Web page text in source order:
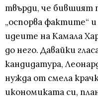
твърди, че бившият
„оспорва фактите“
идеите на Камала
до него. Давайки
кандидатура,
нужда от смела
икономиката си,